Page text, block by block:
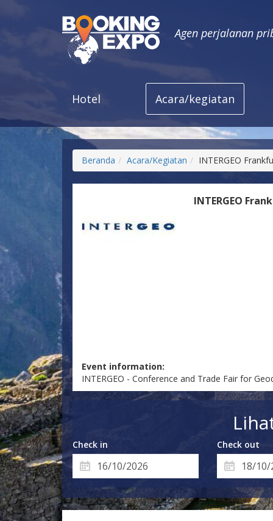
Agen perjalanan
Hotel Acara/kegiatan
Beranda Acara/Kegiatan INTERGEO
INTERGEO
Event information:
INTERGEO - Conference and Trade Fair for
Check in Check out